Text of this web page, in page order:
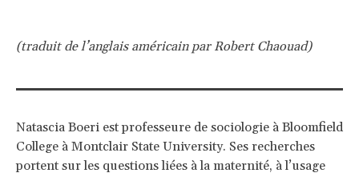
(traduit de l’anglais américain par Robert Chaouad)
Natascia Boeri est professeure de sociologie à Bloomfield
College à Montclair State University. Ses recherches
portent sur les questions liées à la maternité, à l’usage